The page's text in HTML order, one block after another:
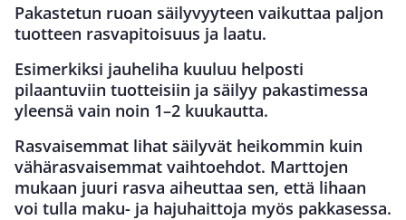
Pakastetun ruoan säilyvyyteen vaikuttaa paljon
tuotteen rasvapitoisuus ja laatu.
Esimerkiksi jauheliha kuuluu helposti
pilaantuviin tuotteisiin ja säilyy pakastimessa
yleensä vain noin 1–2 kuukautta.
Rasvaisemmat lihat säilyvät heikommin kuin
vähärasvaisemmat vaihtoehdot. Marttojen
mukaan juuri rasva aiheuttaa sen, että lihaan
voi tulla maku- ja hajuhaittoja myös pakkasessa.